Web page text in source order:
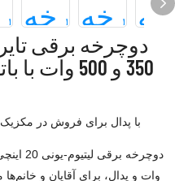
دوچرخه برقی دودی 350w 500w 48v با پدال برای فروش در مکزیک